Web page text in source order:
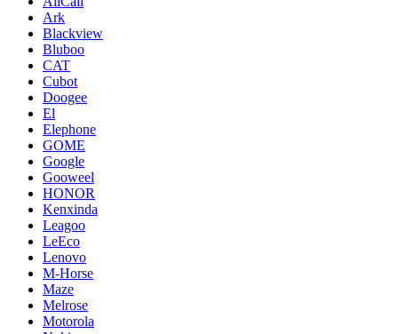
Ark
Blackview
Bluboo
CAT
Cubot
Doogee
El
Elephone
GOME
Google
Gooweel
HONOR
Kenxinda
Leagoo
LeEco
Lenovo
M-Horse
Maze
Melrose
Motorola